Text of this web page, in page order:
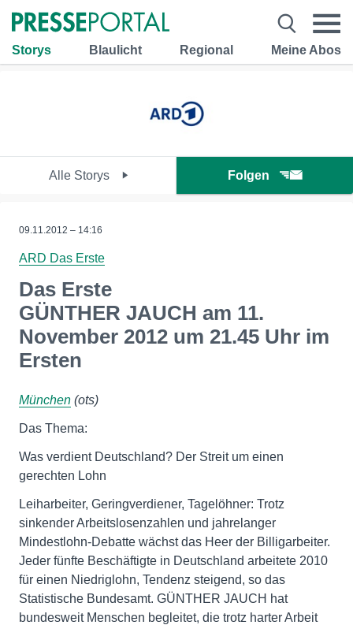
Storys Blaulicht Regional Meine Abos
Alle Storys Folgen
09.11.2012 – 14:16
ARD Das Erste
Das Erste
GÜNTHER JAUCH am 11.
November 2012 um 21.45 Uhr im
Ersten
München (ots)
Das Thema:
Was verdient Deutschland? Der Streit um einen
gerechten Lohn
Leiharbeiter, Geringverdiener, Tagelöhner: Trotz
sinkender Arbeitslosenzahlen und jahrelanger
Mindestlohn-Debatte wächst das Heer der Billigarbeiter.
Jeder fünfte Beschäftigte in Deutschland arbeitete 2010
für einen Niedriglohn, Tendenz steigend, so das
Statistische Bundesamt. GÜNTHER JAUCH hat
bundesweit Menschen begleitet, die trotz harter Arbeit